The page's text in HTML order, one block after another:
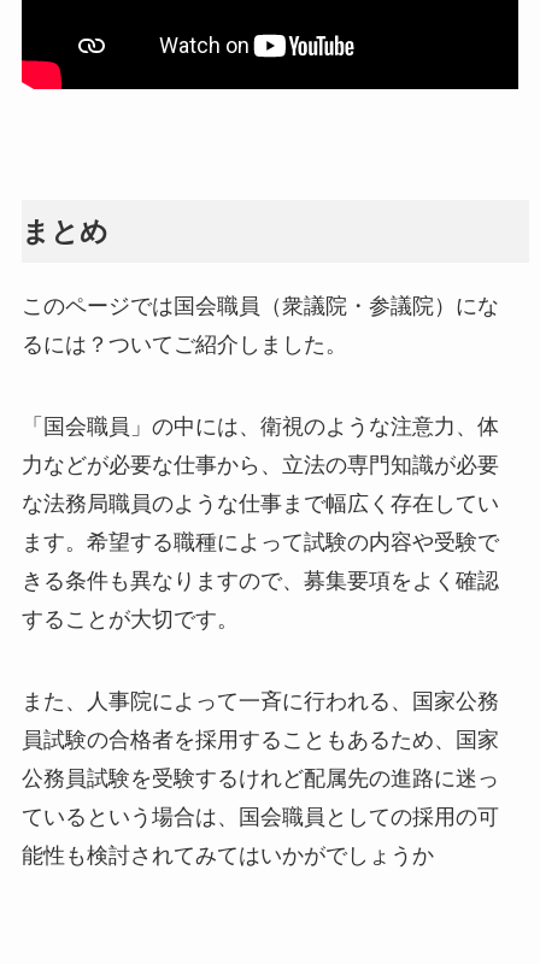
まとめ
このページでは国会職員（衆議院・参議院）にな
るには？ついてご紹介しました。
「国会職員」の中には、衛視のような注意力、体
力などが必要な仕事から、立法の専門知識が必要
な法務局職員のような仕事まで幅広く存在してい
ます。希望する職種によって試験の内容や受験で
きる条件も異なりますので、募集要項をよく確認
することが大切です。
また、人事院によって一斉に行われる、国家公務
員試験の合格者を採用することもあるため、国家
公務員試験を受験するけれど配属先の進路に迷っ
ているという場合は、国会職員としての採用の可
能性も検討されてみてはいかがでしょうか